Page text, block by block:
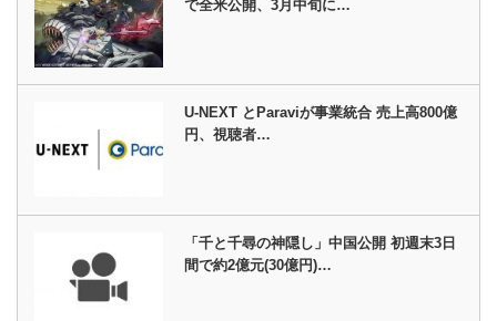
で全米公開、3月中旬に…
U-NEXT とParaviが事業統合 売上高800億
円、視聴者…
「千と千尋の神隠し」中国公開 初週末3日
間で約2億元(30億円)…